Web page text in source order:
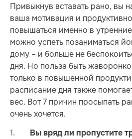
Привыкнув вставать рано, вы
ваша мотивация и
повышаться именно в
можно успеть позаниматься
дому – и больше не
дня. Но польза быть
только в повышенной
расписание дня также
вес. Вот 7 причин просыпать
очень хочется.
Вы вряд ли пропустите